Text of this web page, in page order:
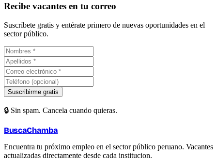
Recibe vacantes en tu correo
Suscríbete gratis y entérate primero de nuevas oportunidades en el
sector público.
Suscribirme gratis
🔒 Sin spam. Cancela cuando quieras.
BuscaChamba
Encuentra tu próximo empleo en el sector público peruano. Vacantes
actualizadas directamente desde cada institucion.